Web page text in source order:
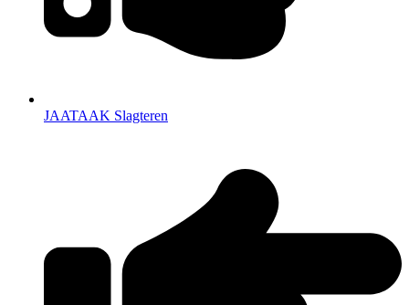
JAATAAK Slagteren